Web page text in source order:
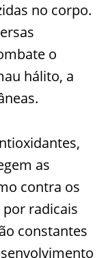
no corpo.
o
hálito, a
as
contra os
radicais
constantes